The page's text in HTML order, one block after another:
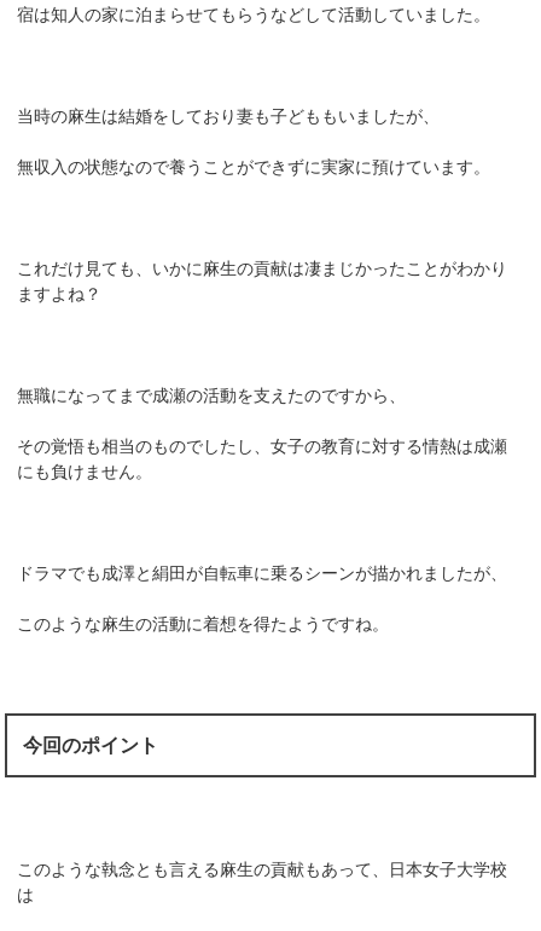
宿は知人の家に泊まらせてもらうなどして活動していました。
当時の麻生は結婚をしており妻も子どももいましたが、
無収入の状態なので養うことができずに実家に預けています。
これだけ見ても、いかに麻生の貢献は凄まじかったことがわかり
ますよね？
無職になってまで成瀬の活動を支えたのですから、
その覚悟も相当のものでしたし、女子の教育に対する情熱は成瀬
にも負けません。
ドラマでも成澤と絹田が自転車に乗るシーンが描かれましたが、
このような麻生の活動に着想を得たようですね。
今回のポイント
このような執念とも言える麻生の貢献もあって、日本女子大学校
は